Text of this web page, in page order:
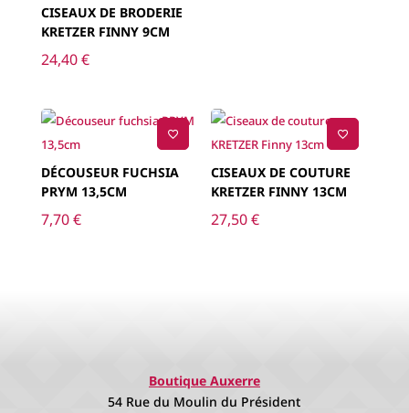
CISEAUX DE BRODERIE
KRETZER FINNY 9CM
24,40€
DÉCOUSEUR FUCHSIA
PRYM 13,5CM
7,70€
CISEAUX DE COUTURE
KRETZER FINNY 13CM
27,50€
Boutique Auxerre
54 Rue du Moulin du Président